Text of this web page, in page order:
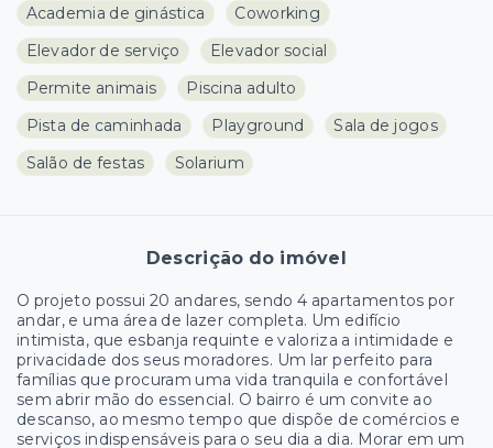
Academia de ginástica
Coworking
Elevador de serviço
Elevador social
Permite animais
Piscina adulto
Pista de caminhada
Playground
Sala de jogos
Salão de festas
Solarium
Descrição do imóvel
O projeto possui 20 andares, sendo 4 apartamentos por
andar, e uma área de lazer completa. Um edifício
intimista, que esbanja requinte e valoriza a intimidade e
privacidade dos seus moradores. Um lar perfeito para
famílias que procuram uma vida tranquila e confortável
sem abrir mão do essencial. O bairro é um convite ao
descanso, ao mesmo tempo que dispõe de comércios e
serviços indispensáveis para o seu dia a dia. Morar em um